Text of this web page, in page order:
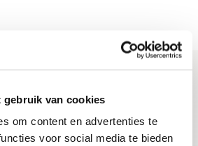
gebruik van cookies
om content en advertenties te
voor social media te bieden
proeverijen en